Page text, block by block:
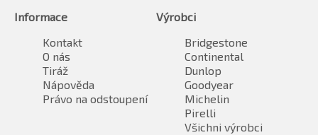
Informace
Kontakt
O nás
Tiráž
Nápověda
Právo na odstoupení
Výrobci
Bridgestone
Continental
Dunlop
Goodyear
Michelin
Pirelli
Všichni výrobci